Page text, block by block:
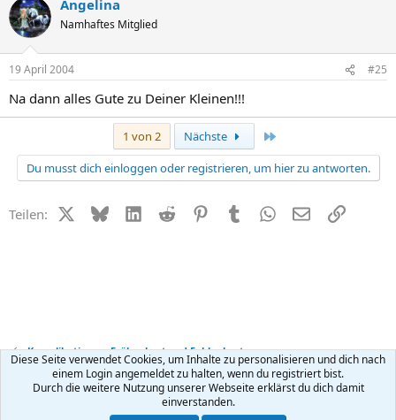
Angelina
Namhaftes Mitglied
19 April 2004 #25
Na dann alles Gute zu Deiner Kleinen!!!
1 von 2 Nächste
Du musst dich einloggen oder registrieren, um hier zu antworten.
Teilen: X (Twitter)
BlueskyLinkedIn
Reddit PinterestTumblr WhatsApp
E-MailLink
Komplikationen, Frühgeburt und Fehlgeburt
Kontakt Nutzungsbedingungen Datenschutz Hilfe
R
Diese Seite verwendet Cookies, um Inhalte zu personalisieren und dich nach
einem Login angemeldet zu halten, wenn du registriert bist.
Durch die weitere Nutzung unserer Webseite erklärst du dich damit
einverstanden.